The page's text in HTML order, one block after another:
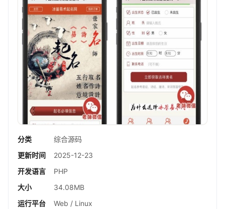
分类
综合源码
更新时间
2025-12-23
开发语言
PHP
大小
34.08MB
运行平台
Web / Linux